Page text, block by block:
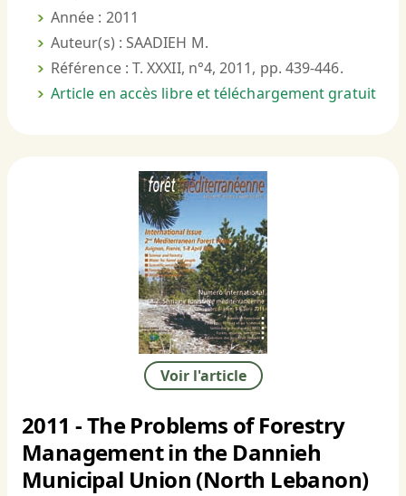
Année : 2011
Auteur(s) : SAADIEH M.
Référence : T. XXXII, n°4, 2011, pp. 439-446.
Article en accès libre et téléchargement gratuit
Voir l'article
2011 - The Problems of Forestry
Management in the Dannieh
Municipal Union (North Lebanon)